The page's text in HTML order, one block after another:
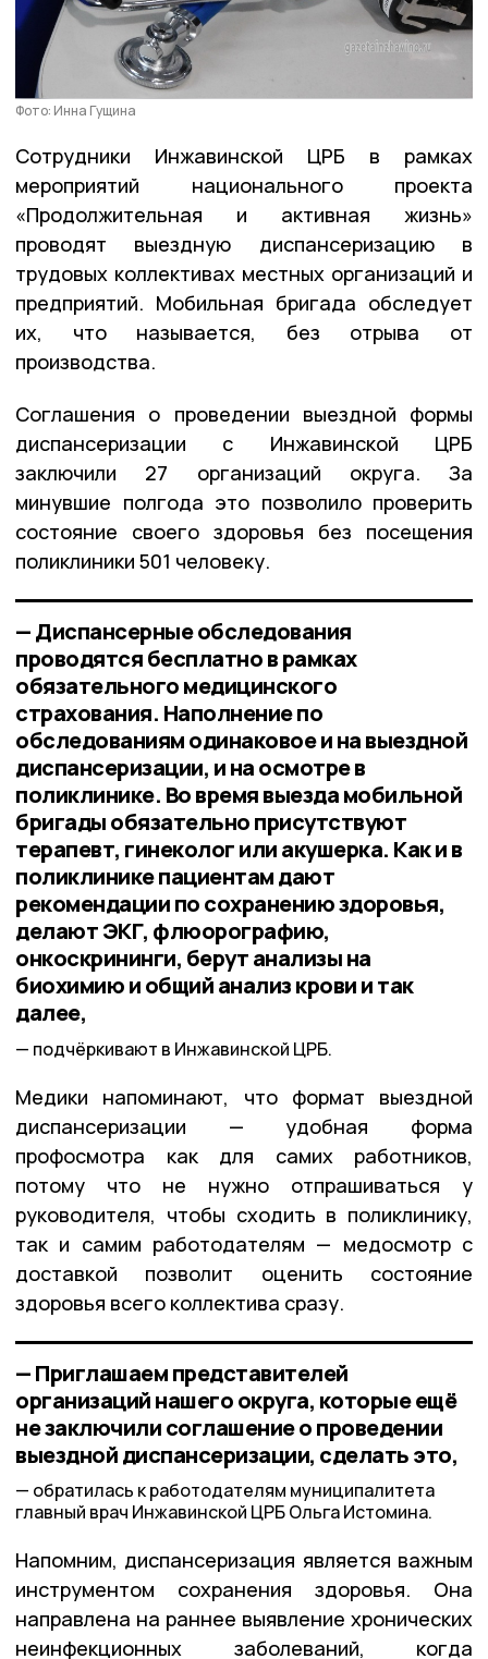
Фото: Инна Гущина
Сотрудники Инжавинской ЦРБ в рамках
мероприятий национального проекта
«Продолжительная и активная жизнь»
проводят выездную диспансеризацию в
трудовых коллективах местных организаций и
предприятий. Мобильная бригада обследует
их, что называется, без отрыва от
производства.
Соглашения о проведении выездной формы
диспансеризации с Инжавинской ЦРБ
заключили 27 организаций округа. За
минувшие полгода это позволило проверить
состояние своего здоровья без посещения
поликлиники 501 человеку.
— Диспансерные обследования
проводятся бесплатно в рамках
обязательного медицинского
страхования. Наполнение по
обследованиям одинаковое и на выездной
диспансеризации, и на осмотре в
поликлинике. Во время выезда мобильной
бригады обязательно присутствуют
терапевт, гинеколог или акушерка. Как и в
поликлинике пациентам дают
рекомендации по сохранению здоровья,
делают ЭКГ, флюорографию,
онкоскрининги, берут анализы на
биохимию и общий анализ крови и так
далее,
подчёркивают в Инжавинской ЦРБ.
Медики напоминают, что формат выездной
диспансеризации — удобная форма
профосмотра как для самих работников,
потому что не нужно отпрашиваться у
руководителя, чтобы сходить в поликлинику,
так и самим работодателям — медосмотр с
доставкой позволит оценить состояние
здоровья всего коллектива сразу.
— Приглашаем представителей
организаций нашего округа, которые ещё
не заключили соглашение о проведении
выездной диспансеризации, сделать это,
обратилась к работодателям муниципалитета
главный врач Инжавинской ЦРБ Ольга Истомина.
Напомним, диспансеризация является важным
инструментом сохранения здоровья. Она
направлена на раннее выявление хронических
неинфекционных заболеваний, когда